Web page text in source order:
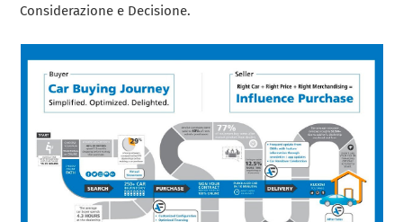
Considerazione e Decisione.